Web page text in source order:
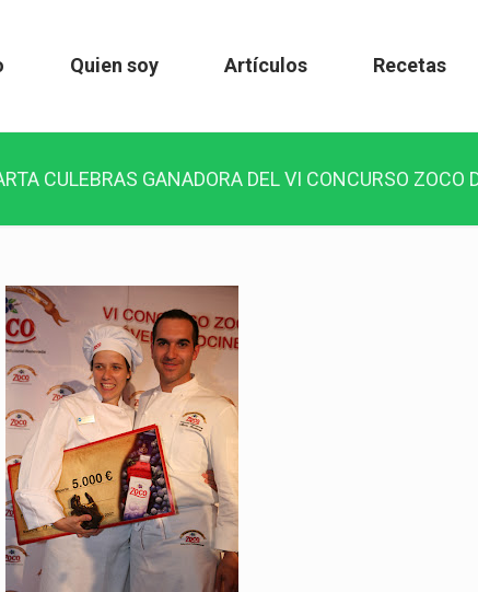
Quien soy Artículos Recetas
CULEBRAS GANADORA DEL VI CONCURSO ZOCO